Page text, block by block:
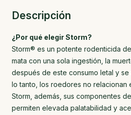
Descripción
¿Por qué elegir Storm?
Storm® es un potente rodenticida
mata con una sola ingestión, la
después de este consumo letal y
lo tanto, los roedores no relacionan
Storm, además, sus componentes
permiten elevada palatabilidad y